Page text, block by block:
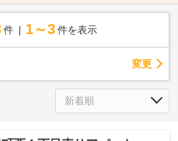
件 1～3 件を表示
変更